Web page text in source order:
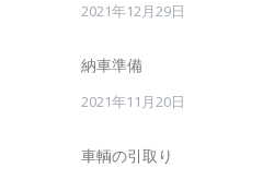
2021年12月29日
納車準備
2021年11月20日
車輌の引取り